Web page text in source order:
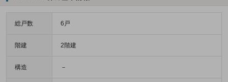
総戸数 6戸
階建 2階建
構造 －